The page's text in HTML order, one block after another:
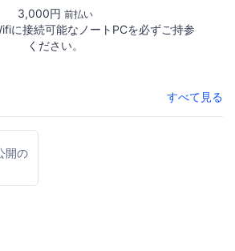
3,000円 前払い
に接続可能なノートPCを必ずご持参
ください。
すべて見る
開の